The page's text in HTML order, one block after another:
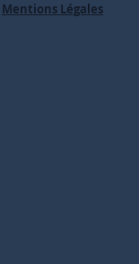
Mentions Légales